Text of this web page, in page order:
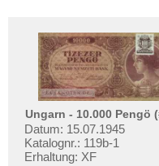
Ungarn - 10.000 Pengö
Datum: 15.07.1945
Katalognr.: 119b-1
Erhaltung: XF